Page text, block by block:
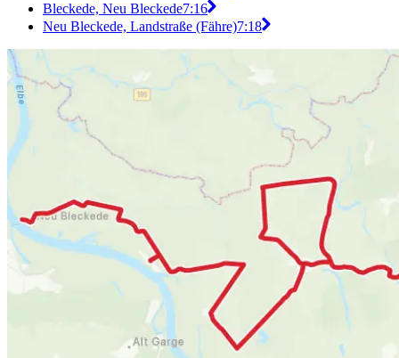
Bleckede, Neu Bleckede7:16
Neu Bleckede, Landstraße (Fähre)7:18